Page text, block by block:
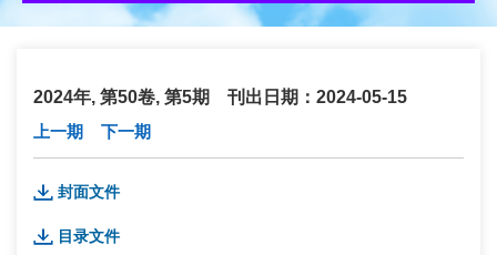
2024年, 第50卷, 第5期 刊出日期：2024-05-15
上一期
下一期
封面文件
目录文件